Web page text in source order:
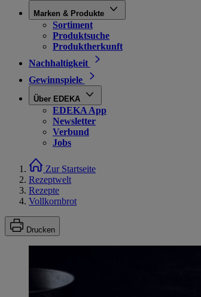
Marken & Produkte
Sortiment
Produktsuche
Produktherkunft
Nachhaltigkeit
Gewinnspiele
Über EDEKA
EDEKA App
Newsletter
Verbund
Jobs
Zur Startseite
Rezeptwelt
Rezepte
Vollkornbrot
Drucken